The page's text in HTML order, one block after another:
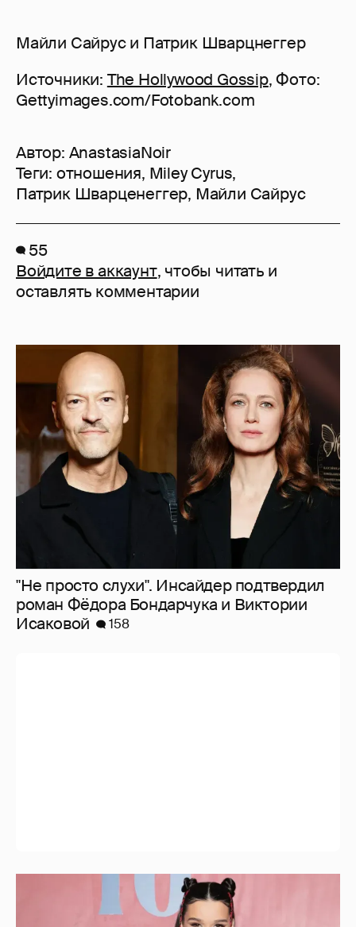
Майли Сайрус и Патрик Шварцнеггер
Источники: The Hollywood Gossip, Фото:
Gettyimages.com/Fotobank.com
Автор: AnastasiaNoir
Теги: отношения, Miley Cyrus,
Патрик Шварценеггер, Майли Сайрус
55
Войдите в аккаунт, чтобы читать и
оставлять комментарии
"Не просто слухи". Инсайдер подтвердил
роман Фёдора Бондарчука и Виктории
Исаковой
158